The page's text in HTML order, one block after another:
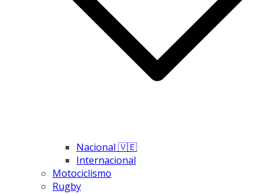
Nacional 🇻🇪
Internacional
Motociclismo
Rugby